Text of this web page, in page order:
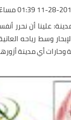
2018 01:39 مساءً
علينا أن نحرر
وسط رياحه
أي مدينة